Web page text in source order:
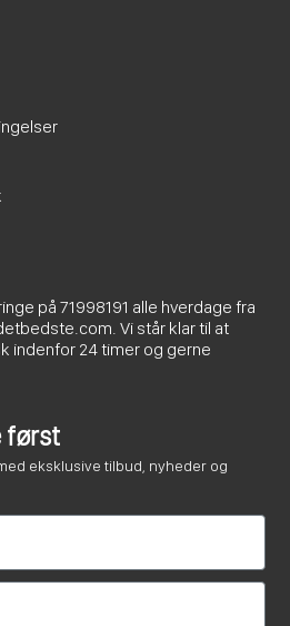
på 71998191 alle hverdage fra
. Vi står klar til at
indenfor 24 timer og gerne
først
eksklusive tilbud, nyheder og